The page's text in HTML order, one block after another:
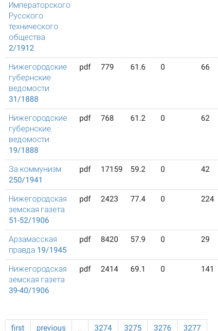
Императорского
Русского
технического
общества
2/1912
Нижегородские
губернские
ведомости
31/1888
pdf 779 61.6 0 66
Нижегородские
губернские
ведомости
19/1888
pdf 768 61.2 0 62
За коммунизм
250/1941
pdf 17159 59.2 0 42
Нижегородская
земская газета
51-52/1906
pdf 2423 77.4 0 224
Арзамасская
правда 19/1945
pdf 8420 57.9 0 29
Нижегородская
земская газета
39-40/1906
pdf 2414 69.1 0 141
first previous … 3274 3275 3276 3277